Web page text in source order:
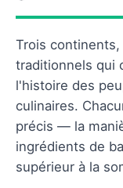
Trois
traditionnels qui
l'histoire des
culinaires.
précis — la
ingrédients de
supérieur à la